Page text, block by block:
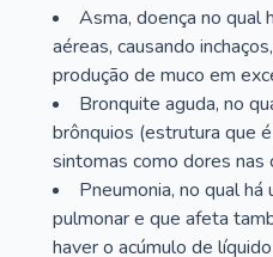
Asma, doença no qual
aéreas, causando
produção de muco em
Bronquite aguda, no
brônquios (estrutura que
sintomas como dores nas
Pneumonia, no qual
pulmonar e que afeta
haver o acúmulo de